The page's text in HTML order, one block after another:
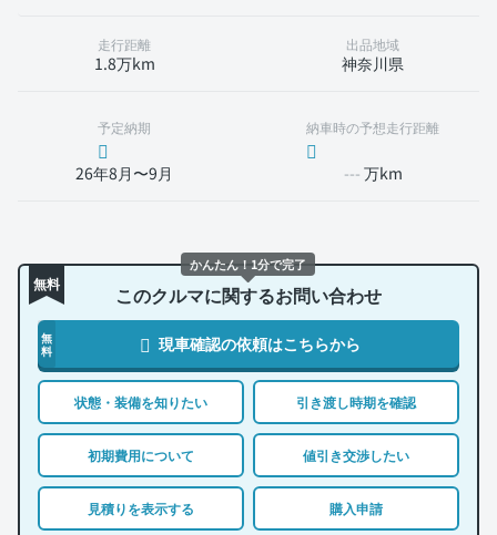
走行距離
1.8万km
出品地域
神奈川県
予定納期
26年8月〜9月
納車時の予想走行距離
--- 万km
無料 このクルマに関するお問い合わせ
無
料
現車確認の依頼はこちらから
状態・装備を知りたい 引き渡し時期を確認
初期費用について 値引き交渉したい
見積りを表示する 購入申請
かんたん！1分で完了